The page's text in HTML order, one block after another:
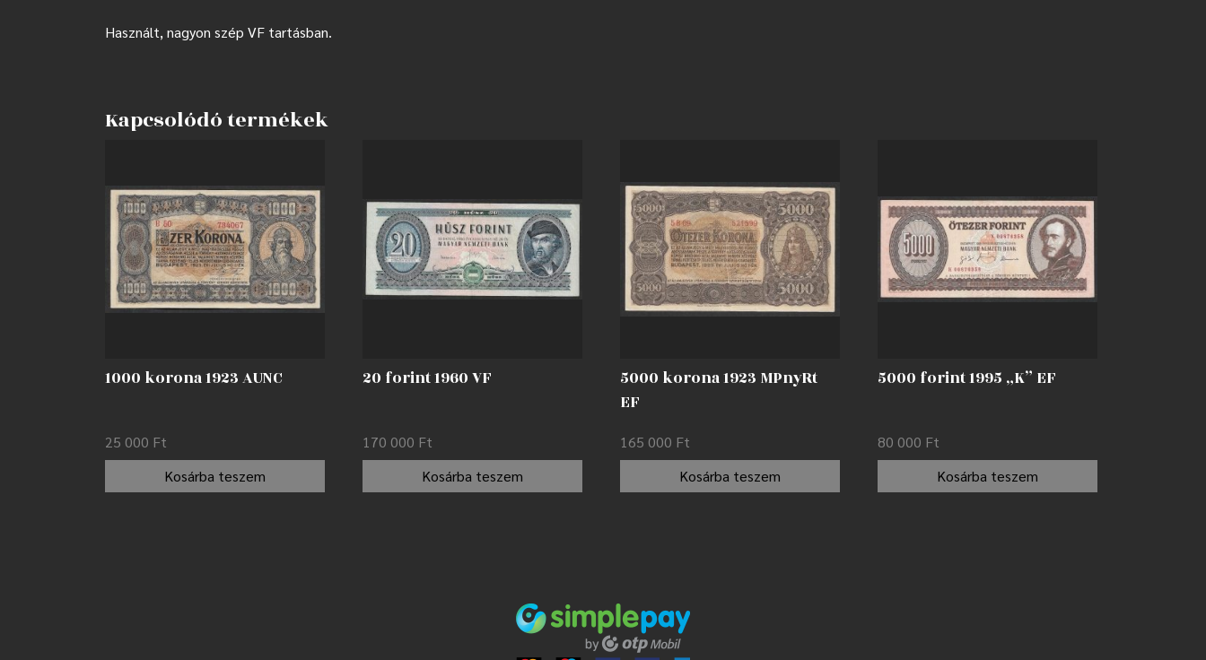
Használt, nagyon szép VF tartásban.
Kapcsolódó termékek
1000 korona 1923 AUNC
25 000 Ft
Kosárba teszem
20 forint 1960 VF
170 000 Ft
Kosárba teszem
5000 korona 1923 MPnyRt
EF
165 000 Ft
Kosárba teszem
5000 forint 1995 „K” EF
80 000 Ft
Kosárba teszem